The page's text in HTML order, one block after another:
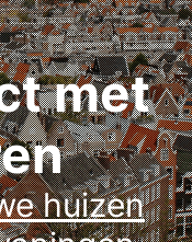
met
huizen